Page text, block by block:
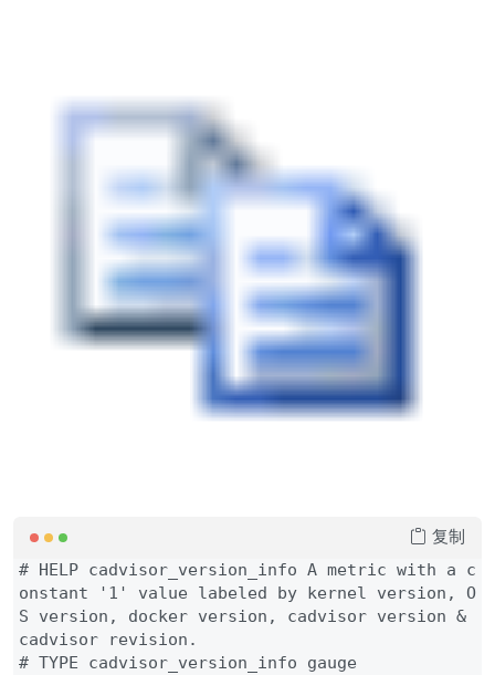
# HELP cadvisor_version_info A metric with a c
onstant '1' value labeled by kernel version, O
S version, docker version, cadvisor version &
cadvisor revision.
# TYPE cadvisor_version_info gauge
复制